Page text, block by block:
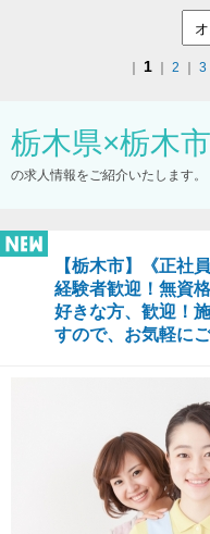
1 2 3
栃木県×栃木市
の求人情報をご紹介いたします。
【栃木市】《正社
経験者歓迎！無資
好きな方、歓迎！
すので、お気軽に